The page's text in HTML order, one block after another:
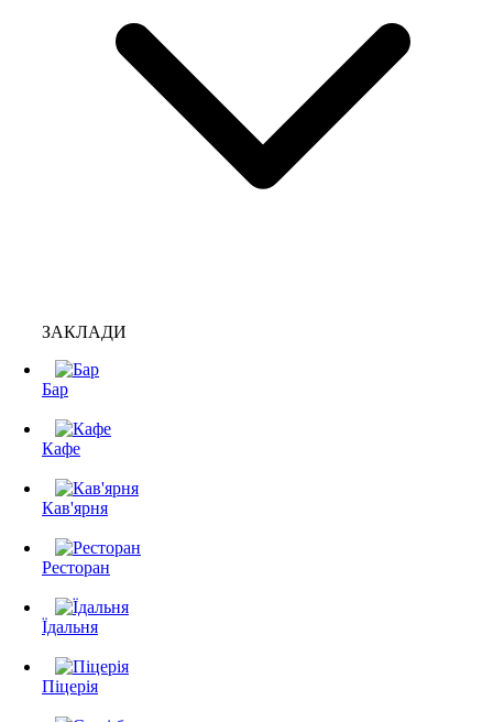
ЗАКЛАДИ
Бар
Кафе
Кав'ярня
Ресторан
Їдальня
Піцерія